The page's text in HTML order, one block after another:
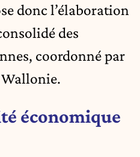
donc l’élaboration
des
coordonné par
économique